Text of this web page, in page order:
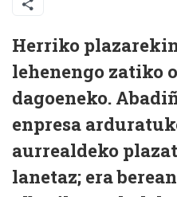
Herriko
lehenengo zatiko
dagoeneko.
enpresa
aurrealdeko
lanetaz; era